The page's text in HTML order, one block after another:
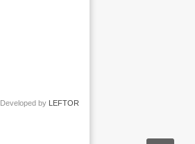
Developed by LEFTOR